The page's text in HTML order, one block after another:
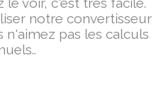
notre convertisseur
n'aimez pas les calculs